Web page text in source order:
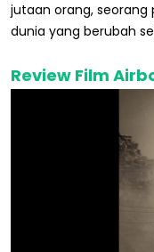
jutaan orang,
dunia yang berubah
Review Film